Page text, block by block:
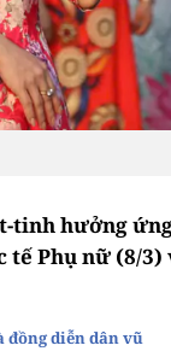
hưởng
Phụ nữ (8/
đồng diễn dân vũ